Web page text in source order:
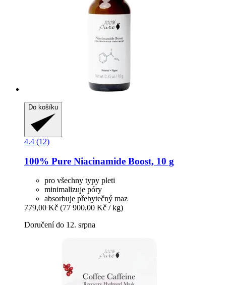
Do košíku
4.4 (12)
100% Pure Niacinamide Boost, 10 g
pro všechny typy pleti
minimalizuje póry
absorbuje přebytečný maz
779,00 Kč (77 900,00 Kč / kg)
Doručení do 12. srpna